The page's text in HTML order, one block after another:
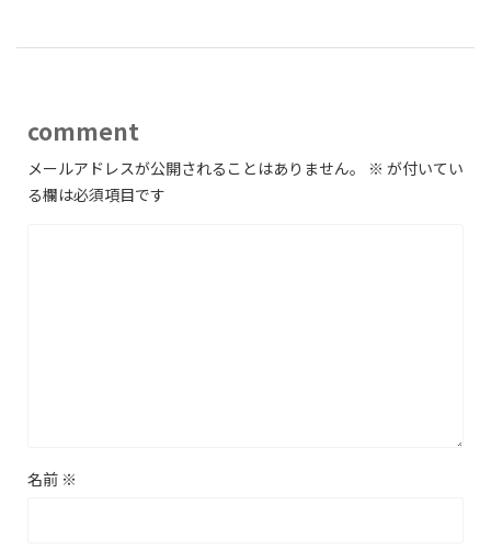
comment
メールアドレスが公開されることはありません。 ※ が付いてい
る欄は必須項目です
名前 ※